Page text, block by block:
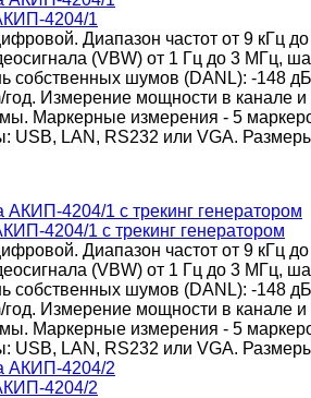
4204/1
Диапазон частот от 9 кГц
(VBW) от 1 Гц до 3 МГц,
собственных шумов (DANL): -148
год. Измерение мощности в
Маркерные измерения - 5
USB, LAN, RS232 или VGA.
4204/1 с трекинг генератором
Диапазон частот от 9 кГц
(VBW) от 1 Гц до 3 МГц,
собственных шумов (DANL): -148
год. Измерение мощности в
Маркерные измерения - 5
USB, LAN, RS232 или VGA.
4204/2